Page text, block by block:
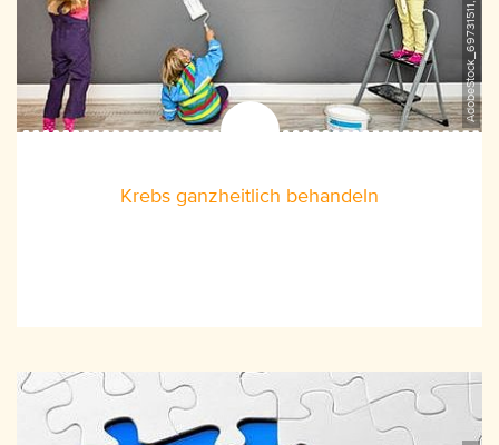
Krebs ganzheitlich behandeln